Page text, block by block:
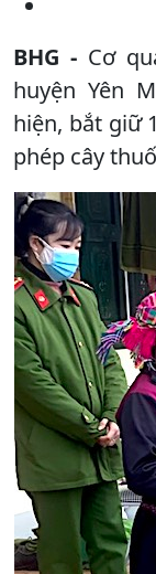
BHG - Cơ
huyện Yên
hiện, bắt giữ
phép cây